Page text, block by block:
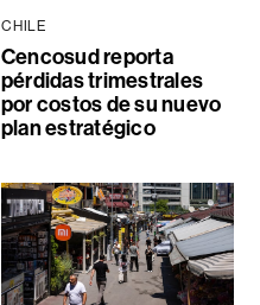
CHILE
Cencosud reporta
pérdidas trimestrales
por costos de su nuevo
plan estratégico